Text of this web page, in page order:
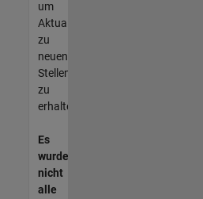
um
Aktualisierungen
zu
neuen
Stellenangeboten
zu
erhalten.
Es
wurden
nicht
alle